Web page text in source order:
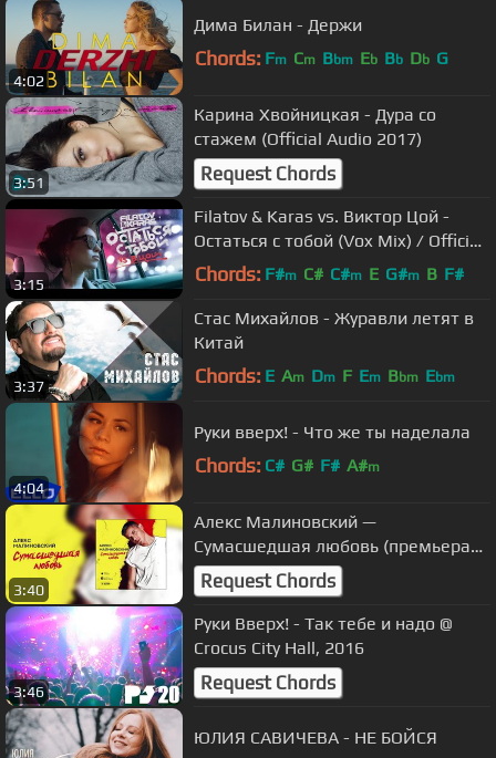
4:02
Дима Билан - Держи
Chords: Fm Cm Bbm Eb Bb Db G
3:51
Карина Хвойницкая - Дура со
стажем (Official Audio 2017)
Request Chords
3:15
Filatov & Karas vs. Виктор Цой -
Остаться с тобой (Vox Mix) / Official
Video №2
Chords: F#m C# C#m E G#m B F#
3:37
Стас Михайлов - Журавли летят в
Китай
Chords: E Am Dm F Em Bbm Ebm
4:04
Руки вверх! - Что же ты наделала
Chords: C# G# F# A#m
3:40
Алекс Малиновский —
Сумасшедшая любовь (премьера
песни, 2018)
Request Chords
3:46
Руки Вверх! - Так тебе и надо @
Crocus City Hall, 2016
Request Chords
ЮЛИЯ САВИЧЕВА - НЕ БОЙСЯ